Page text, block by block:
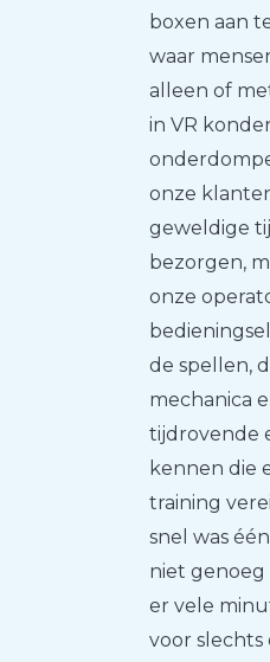
boxen aan
waar
alleen of
in VR
onze
geweldige
bezorgen,
onze
de spellen,
mechanica
tijdrovende
kennen die
training
snel was
niet genoeg
er vele
voor slechts